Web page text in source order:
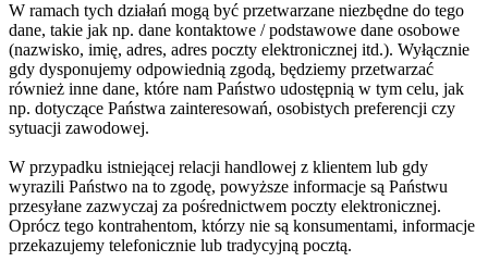
W ramach tych działań mogą być przetwarzane niezbędne do tego
dane, takie jak np. dane kontaktowe / podstawowe dane osobowe
(nazwisko, imię, adres, adres poczty elektronicznej itd.). Wyłącznie
gdy dysponujemy odpowiednią zgodą, będziemy przetwarzać
również inne dane, które nam Państwo udostępnią w tym celu, jak
np. dotyczące Państwa zainteresowań, osobistych preferencji czy
sytuacji zawodowej.
W przypadku istniejącej relacji handlowej z klientem lub gdy
wyrazili Państwo na to zgodę, powyższe informacje są Państwu
przesyłane zazwyczaj za pośrednictwem poczty elektronicznej.
Oprócz tego kontrahentom, którzy nie są konsumentami, informacje
przekazujemy telefonicznie lub tradycyjną pocztą.